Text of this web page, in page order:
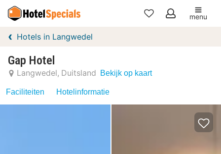
Mijn
menu
Hotels in Langwedel
Gap Hotel
Langwedel Duitsland Bekijk op kaart
Faciliteiten Hotelinformatie